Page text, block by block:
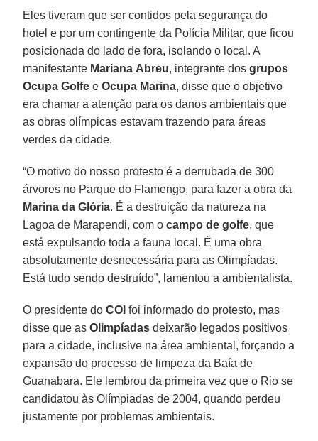
Eles tiveram que ser contidos pela segurança do
hotel e por um contingente da Polícia Militar, que ficou
posicionada do lado de fora, isolando o local. A
manifestante Mariana Abreu, integrante dosgrupos
Ocupa Golfe eOcupa Marina, disse que o objetivo
era chamar a atenção para os danos ambientais que
as obras olímpicas estavam trazendo para áreas
verdes da cidade.
“O motivo do nosso protesto é a derrubada de 300
árvores no Parque do Flamengo, para fazer a obra da
Marina da Glória. É a destruição da natureza na
Lagoa de Marapendi, com ocampo de golfe, que
está expulsando toda a fauna local. É uma obra
absolutamente desnecessária para as Olimpíadas.
Está tudo sendo destruído”, lamentou a ambientalista.
O presidente doCOI foi informado do protesto, mas
disse que asOlimpíadas deixarão legados positivos
para a cidade, inclusive na área ambiental, forçando a
expansão do processo de limpeza da Baía de
Guanabara. Ele lembrou da primeira vez que o Rio se
candidatou às Olímpiadas de 2004, quando perdeu
justamente por problemas ambientais.